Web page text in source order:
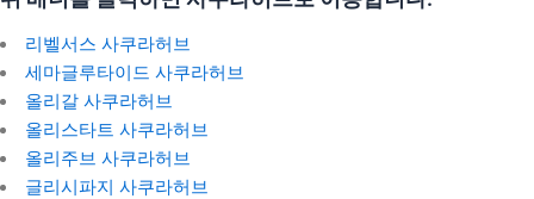
리벨서스 사쿠라허브
세마글루타이드 사쿠라허브
올리갈 사쿠라허브
올리스타트 사쿠라허브
올리주브 사쿠라허브
글리시파지 사쿠라허브